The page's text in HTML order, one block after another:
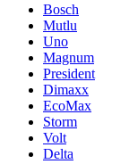
Bosch
Mutlu
Uno
Magnum
President
Dimaxx
EcoMax
Storm
Volt
Delta